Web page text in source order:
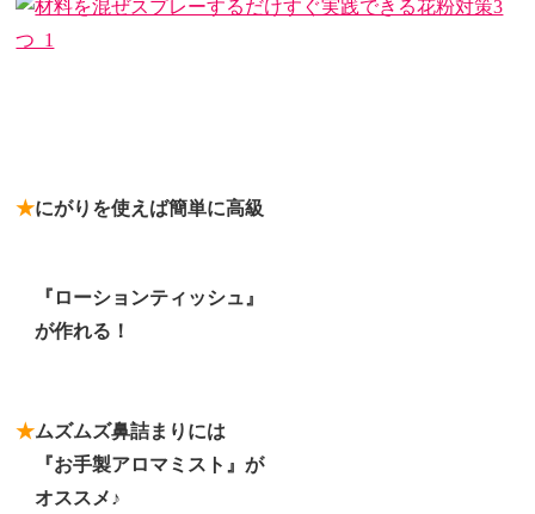
★にがりを使えば簡単に高級
『ローションティッシュ』
★が作れる！
★ムズムズ鼻詰まりには
『お手製アロマミスト』が
オススメ♪